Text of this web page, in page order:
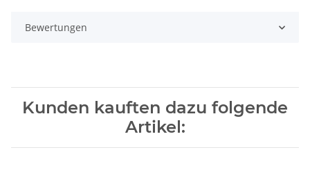
Bewertungen
Kunden kauften dazu folgende
Artikel: